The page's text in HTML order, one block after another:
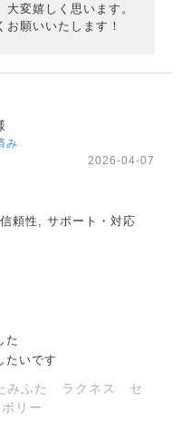
変嬉しく思います。
願いいたします！
み
2026-04-07
頼性, サポート・対応
た
たいです
みふた ラクネス セ
リー